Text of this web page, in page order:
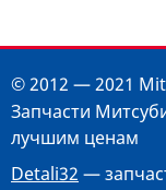
© 2012 — 2021
Запчасти
лучшим ценам
Detali32 —